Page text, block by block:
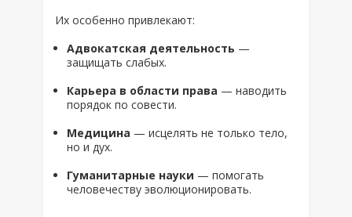
Их особенно привлекают:
Адвокатская деятельность —
защищать слабых.
Карьера в области права — наводить
порядок по совести.
Медицина — исцелять не только тело,
но и дух.
Гуманитарные науки — помогать
человечеству эволюционировать.